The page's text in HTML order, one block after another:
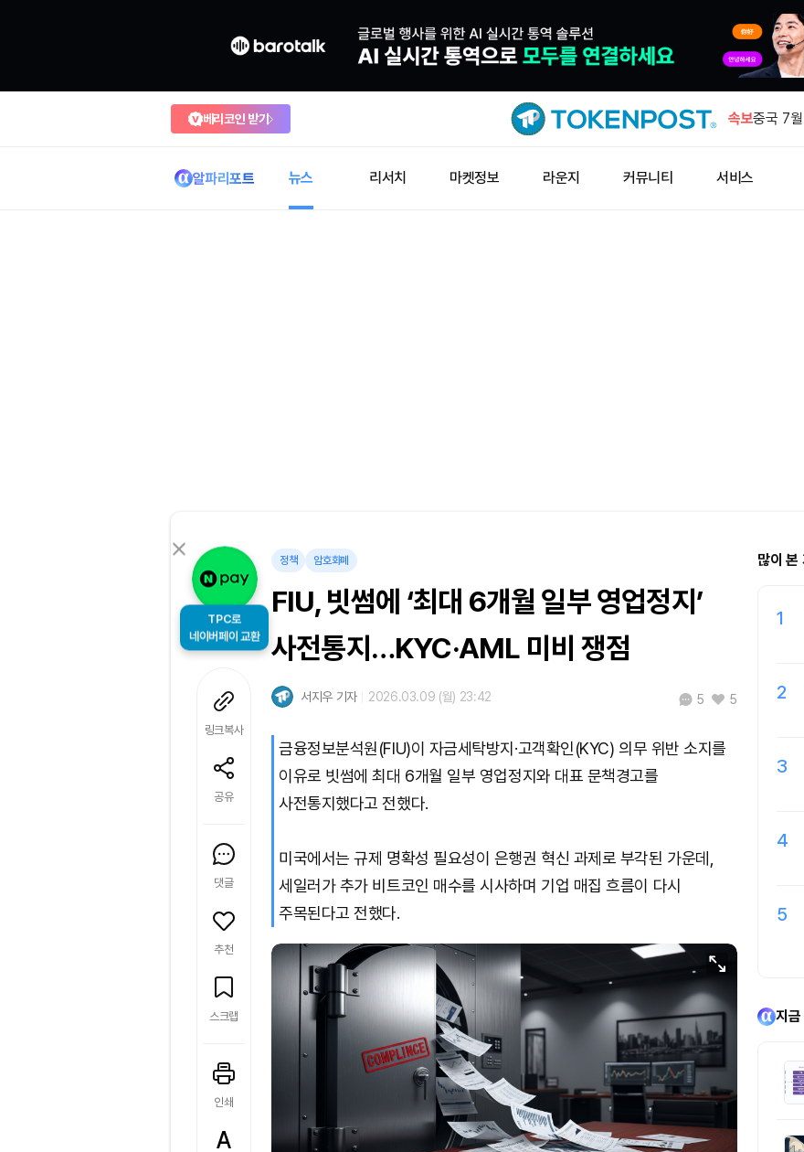
베리코인 받기 속보
알리바
중국 7
알파리포트 뉴스 리서치 마켓정보 라운지 커뮤니티 서비스
TPC로
네이버페이 교환
링크복사
공유
댓글
추천
스크랩
인쇄
정책 암호화폐
FIU, 빗썸에 ‘최대 6개월 일부 영업정지’
사전통지…KYC·AML 미비 쟁점
서지우 기자 2026.03.09 (월) 23:42 5 5
금융정보분석원(FIU)이 자금세탁방지·고객확인(KYC) 의무 위반 소지를
이유로 빗썸에 최대 6개월 일부 영업정지와 대표 문책경고를
사전통지했다고 전했다.
미국에서는 규제 명확성 필요성이 은행권 혁신 과제로 부각된 가운데,
세일러가 추가 비트코인 매수를 시사하며 기업 매집 흐름이 다시
주목된다고 전했다.
많이 본
1
2
3
4
5
지금